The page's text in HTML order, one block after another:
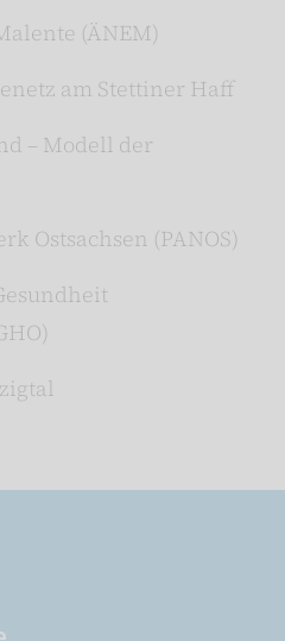
(ÄNEM)
am Stettiner Haff
– Modell der
Ostsachsen (PANOS)